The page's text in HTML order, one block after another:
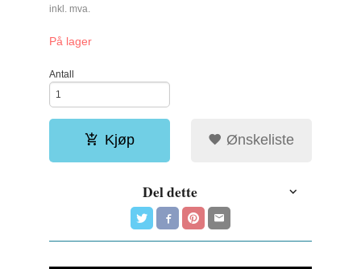
inkl. mva.
På lager
Antall
Kjøp Ønskeliste
Del dette